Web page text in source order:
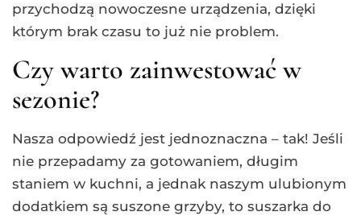
przychodzą nowoczesne urządzenia, dzięki
którym brak czasu to już nie problem.
Czy warto zainwestować w
sezonie?
Nasza odpowiedź jest jednoznaczna – tak! Jeśli
nie przepadamy za gotowaniem, długim
staniem w kuchni, a jednak naszym ulubionym
dodatkiem są suszone grzyby, to suszarka do